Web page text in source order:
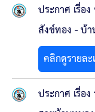
งานแผนกา
ติดต่อ
ประกาศ เรื่อ
สังข์ทอง - บ้
คลิกดูรายล
ประกาศ เรื่อ